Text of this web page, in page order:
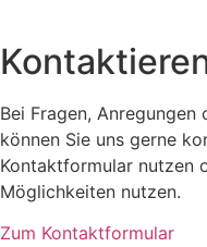
Bei Fragen,
können Sie uns gerne
Kontaktformular nutzen
Möglichkeiten nutzen.
Zum Kontaktformular